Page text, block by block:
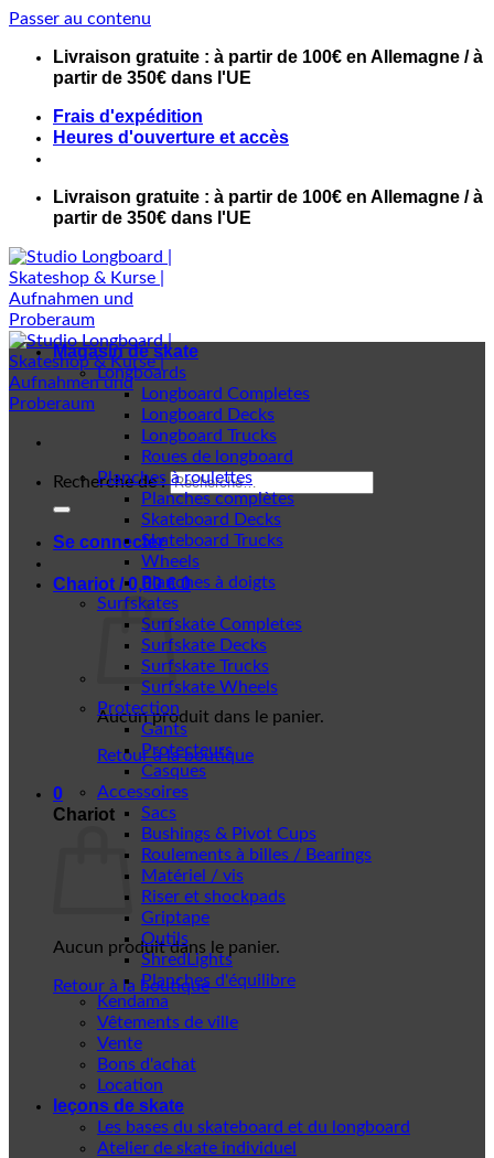
Passer au contenu
Livraison gratuite : à partir de 100€ en Allemagne / à
partir de 350€ dans l'UE
Frais d'expédition
Heures d'ouverture et accès
Livraison gratuite : à partir de 100€ en Allemagne / à
partir de 350€ dans l'UE
Recherche de :
Se connecter
Chariot /0,00€ 0
Aucun produit dans le panier.
Retour à la boutique
0
Chariot
Aucun produit dans le panier.
Retour à la boutique
Magasin de skate
Longboards
Longboard Completes
Longboard Decks
Longboard Trucks
Roues de longboard
Planches à roulettes
Planches complètes
Skateboard Decks
Skateboard Trucks
Wheels
Planches à doigts
Surfskates
Surfskate Completes
Surfskate Decks
Surfskate Trucks
Surfskate Wheels
Protection
Gants
Protecteurs
Casques
Accessoires
Sacs
Bushings & Pivot Cups
Roulements à billes / Bearings
Matériel / vis
Riser et shockpads
Griptape
Outils
ShredLights
Planches d'équilibre
Kendama
Vêtements de ville
Vente
Bons d'achat
Location
leçons de skate
Les bases du skateboard et du longboard
Atelier de skate individuel